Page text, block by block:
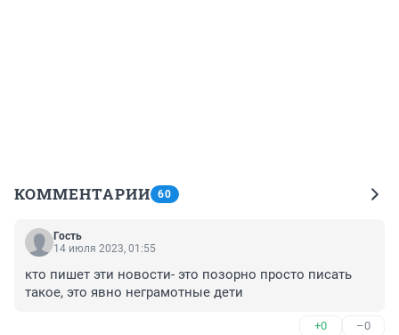
КОММЕНТАРИИ 60
Гость
14 июля 2023, 01:55
кто пишет эти новости- это позорно просто писать
такое, это явно неграмотные дети
+0 –0